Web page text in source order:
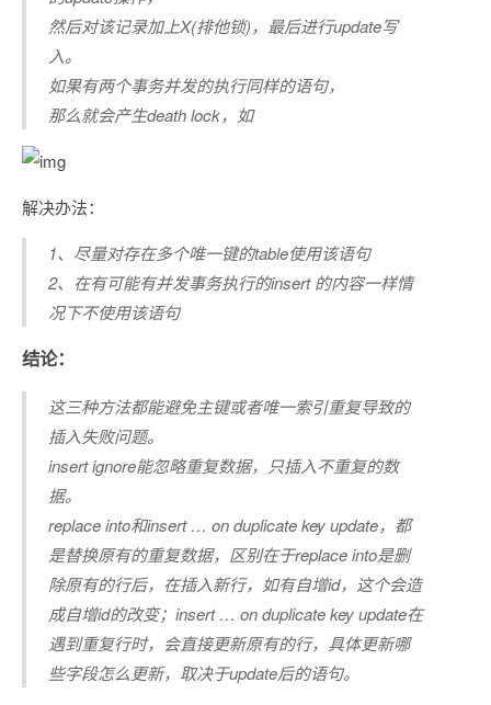
然后对该记录加上X(排他锁)，最后进行update写
入。
如果有两个事务并发的执行同样的语句，
那么就会产生death lock，如
解决办法：
1、尽量对存在多个唯一键的table使用该语句
2、在有可能有并发事务执行的insert 的内容一样情
况下不使用该语句
结论：
这三种方法都能避免主键或者唯一索引重复导致的
插入失败问题。
insert ignore能忽略重复数据，只插入不重复的数
据。
replace into和insert … on duplicate key update，都
是替换原有的重复数据，区别在于replace into是删
除原有的行后，在插入新行，如有自增id，这个会造
成自增id的改变；insert … on duplicate key update在
遇到重复行时，会直接更新原有的行，具体更新哪
些字段怎么更新，取决于update后的语句。